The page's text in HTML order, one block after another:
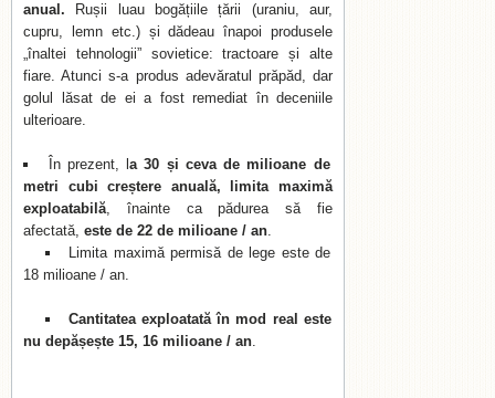
anual. Rușii luau bogățiile țării (uraniu, aur,
cupru, lemn etc.) și dădeau înapoi produsele
„înaltei tehnologii” sovietice: tractoare și alte
fiare. Atunci s-a produs adevăratul prăpăd, dar
golul lăsat de ei a fost remediat în deceniile
ulterioare.
În prezent, la 30 și ceva de milioane de
metri cubi creștere anuală, limita maximă
exploatabilă, înainte ca pădurea să fie
afectată, este de 22 de milioane / an.
Limita maximă permisă de lege este de
18 milioane / an.
Cantitatea exploatată în mod real este
nu depășește 15, 16 milioane / an.